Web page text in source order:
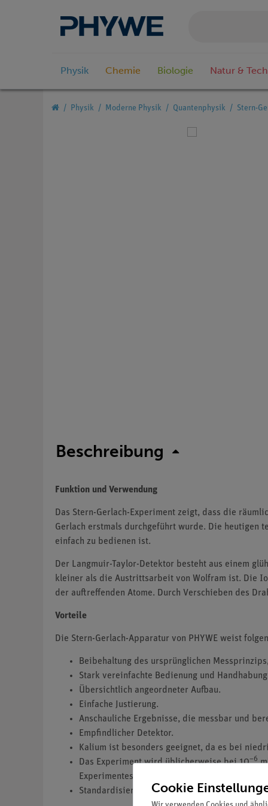
Physik Chemie Biologie Natur &
Physik Moderne Physik Quantenphysik Stern-
Beschreibung
Funktion und Verwendung
Das Stern-Gerlach-Experiment zeigt, dass die
Gerlach erstmals durchgeführt wurde. Die heutigen
einfach zu bedienen ist.
Der Langmuir-Taylor-Detektor besteht aus einem
kleiner als die Austrittsarbeit von Wolfram ist. Die
der auftreffenden Atome. Durch Verschieben des
Vorteile
Die Stern-Gerlach-Apparatur von PHYWE weist
Beibehaltung des ursprünglichen
Stark vereinfachte Bedienung und
Übersichtlich angeordneter Aufbau.
Einfache Justierung.
Anschauliche Ergebnisse, die messbar und
Empfindlicher Detektor.
Kalium ist besonders geeignet, da es bei
Das Experiment wird üblicherweise bei 10–6
Experimentes entfallen.
Standardisierte Flansche erlauben das Öffnen
Cookie